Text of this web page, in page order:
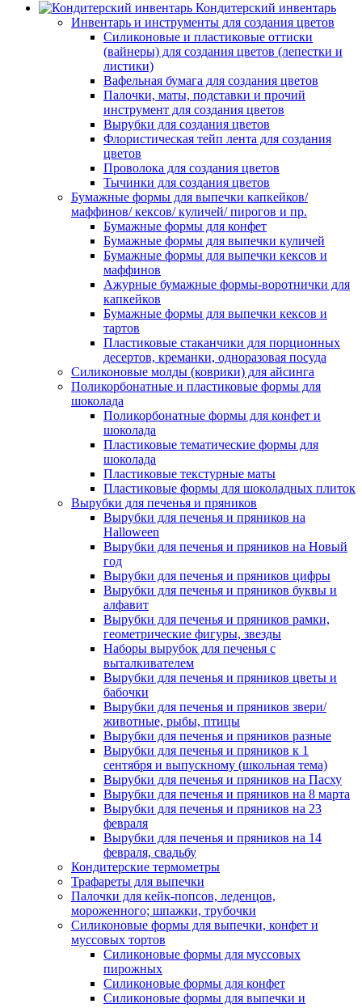
Кондитерский инвентарь
Инвентарь и инструменты для создания цветов
Силиконовые и пластиковые оттиски
(вайнеры) для создания цветов (лепестки и
листики)
Вафельная бумага для создания цветов
Палочки, маты, подставки и прочий
инструмент для создания цветов
Вырубки для создания цветов
Флористическая тейп лента для создания
цветов
Проволока для создания цветов
Тычинки для создания цветов
Бумажные формы для выпечки капкейков/
маффинов/ кексов/ куличей/ пирогов и пр.
Бумажные формы для конфет
Бумажные формы для выпечки куличей
Бумажные формы для выпечки кексов и
маффинов
Ажурные бумажные формы-воротнички для
капкейков
Бумажные формы для выпечки кексов и
тартов
Пластиковые стаканчики для порционных
десертов, креманки, одноразовая посуда
Силиконовые молды (коврики) для айсинга
Поликорбонатные и пластиковые формы для
шоколада
Поликорбонатные формы для конфет и
шоколада
Пластиковые тематические формы для
шоколада
Пластиковые текстурные маты
Пластиковые формы для шоколадных плиток
Вырубки для печенья и пряников
Вырубки для печенья и пряников на
Halloween
Вырубки для печенья и пряников на Новый
год
Вырубки для печенья и пряников цифры
Вырубки для печенья и пряников буквы и
алфавит
Вырубки для печенья и пряников рамки,
геометрические фигуры, звезды
Наборы вырубок для печенья с
выталкивателем
Вырубки для печенья и пряников цветы и
бабочки
Вырубки для печенья и пряников звери/
животные, рыбы, птицы
Вырубки для печенья и пряников разные
Вырубки для печенья и пряников к 1
сентября и выпускному (школьная тема)
Вырубки для печенья и пряников на Пасху
Вырубки для печенья и пряников на 8 марта
Вырубки для печенья и пряников на 23
февраля
Вырубки для печенья и пряников на 14
февраля, свадьбу
Кондитерские термометры
Трафареты для выпечки
Палочки для кейк-попсов, леденцов,
мороженного; шпажки, трубочки
Силиконовые формы для выпечки, конфет и
муссовых тортов
Силиконовые формы для муссовых
пирожных
Силиконовые формы для конфет
Силиконовые формы для выпечки и